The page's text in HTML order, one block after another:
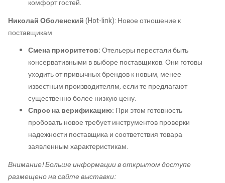
комфорт гостей.
Николай Оболенский(Hot-link): Новое отношение к
поставщикам
Смена приоритетов:Отельеры перестали быть
консервативными в выборе поставщиков. Они готовы
уходить от привычных брендов к новым, менее
известным производителям, если те предлагают
существенно более низкую цену.
Спрос на верификацию: При этом готовность
пробовать новое требует инструментов проверки
надежности поставщика и соответствия товара
заявленным характеристикам.
Внимание! Больше информации в открытом доступе
размещено на сайте выставки: